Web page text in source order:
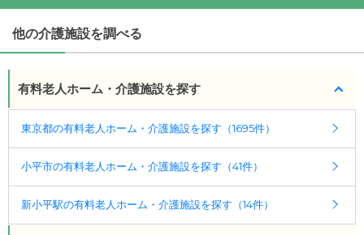
費用が発生します。
(回答者: 施設担当者,回答日: 2024/02/26)
他の介護施設を調べる
有料老人ホーム・介護施設を探す
東京都の有料老人ホーム・介護施設を探す（1695件）
小平市の有料老人ホーム・介護施設を探す（41件）
新小平駅の有料老人ホーム・介護施設を探す（14件）